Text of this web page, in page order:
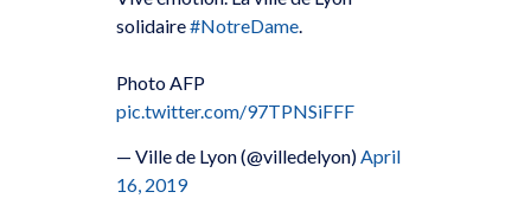
solidaire#NotreDame.
Photo AFP
pic.twitter.com/97TPNSiFFF
— Ville de Lyon (@villedelyon)April
16, 2019